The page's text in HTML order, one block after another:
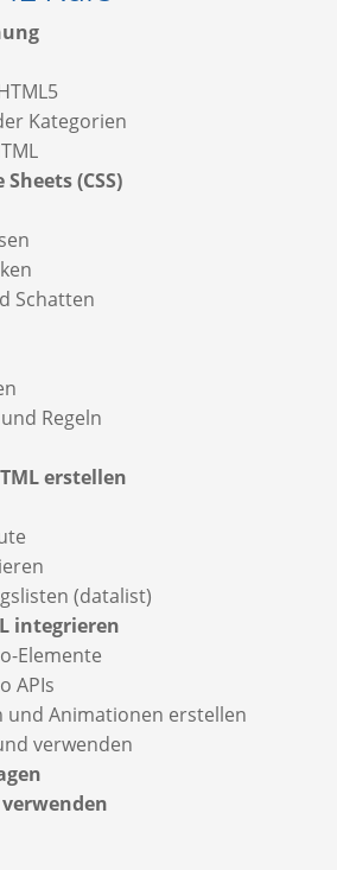
Kategorien
(CSS)
Schatten
Regeln
erstellen
(datalist)
integrieren
Elemente
APIs
und Animationen erstellen
verwenden
verwenden